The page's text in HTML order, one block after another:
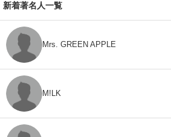
新着著名人一覧
Mrs. GREEN APPLE
M!LK